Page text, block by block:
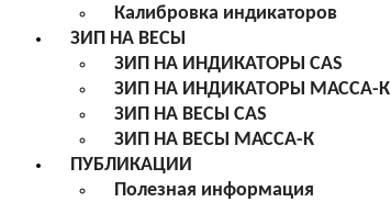
Калибровка индикаторов
ЗИП НА ВЕСЫ
ЗИП НА ИНДИКАТОРЫ CAS
ЗИП НА ИНДИКАТОРЫ МАССА-К
ЗИП НА ВЕСЫ CAS
ЗИП НА ВЕСЫ МАССА-К
ПУБЛИКАЦИИ
Полезная информация